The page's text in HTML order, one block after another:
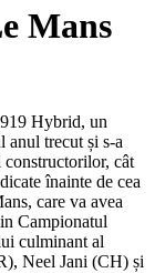
Mans
Hybrid, un
anul trecut și s-a
cât
înainte de cea
care va avea
Campionatul
culminant al
Neel Jani (CH) și